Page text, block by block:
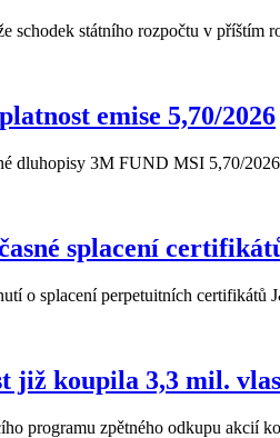
schodek státního rozpočtu v příštím
emise 5,70/2026
dluhopisy 3M FUND MSI 5,70/
splacení
o splacení perpetuitních
již koupila 3,3 mil.
programu zpětného odkupu akcií